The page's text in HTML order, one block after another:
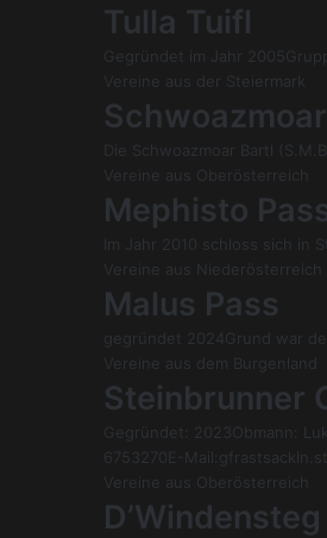
Tulla Tuifl
Gegründet im Jahr
Vereine aus der Steiermark
Die Schwoazmoar Bartl
Vereine aus Oberösterreich
Mephisto
Im Jahr 2010 schloss sich in
Vereine aus Niederösterreich
Malus Pass
gegründet 2024Grund war
Vereine aus dem Burgenland
Steinbrunner
Gegründet: 2023Obmann:
6753270E-
Vereine aus Oberösterreich